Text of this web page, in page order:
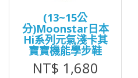
(13~15公
分)Moonstar日本
Hi系列元氣淺卡其
寶寶機能學步鞋
NT$ 1,680